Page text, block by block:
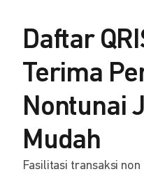
Daftar
Terima
Nontunai
Mudah
Fasilitasi transaksi